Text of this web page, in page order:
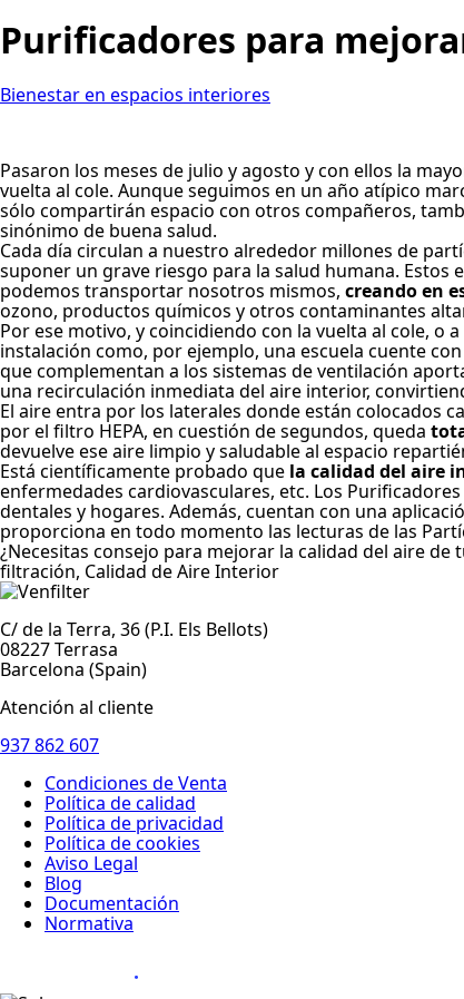
Purificadores para
Bienestar en espacios interiores
Pasaron los meses de julio y agosto y con ellos la
vuelta al cole. Aunque seguimos en un año atípico
sólo compartirán espacio con otros compañeros,
sinónimo de buena salud.
Cada día circulan a nuestro alrededor millones de
suponer un grave riesgo para la salud humana.
podemos transportar nosotros mismos, creando en
ozono, productos químicos y otros contaminantes
Por ese motivo, y coincidiendo con la vuelta al cole, o
instalación como, por ejemplo, una escuela cuente
que complementan a los sistemas de ventilación
una recirculación inmediata del aire interior,
El aire entra por los laterales donde están colocados
por el filtro HEPA, en cuestión de segundos, queda
devuelve ese aire limpio y saludable al espacio
Está científicamente probado que la calidad del aire
enfermedades cardiovasculares, etc. Los
dentales y hogares. Además, cuentan con una
proporciona en todo momento las lecturas de las
¿Necesitas consejo para mejorar la calidad del aire
filtración, Calidad de Aire Interior
C/ de la Terra, 36 (P.I. Els Bellots)
08227 Terrasa
Barcelona (Spain)
Atención al cliente
937 862 607
Condiciones de Venta
Política de calidad
Política de privacidad
Política de cookies
Aviso Legal
Blog
Documentación
Normativa